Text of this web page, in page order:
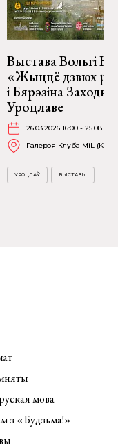
Выстава Вольгі
«Жыццё дзвюх
і Бярэзіна
Уроцлаве
26.03.2026 16:00 -
Галерэя Клуба MiL
УРОЦЛАЎ ВЫСТАВЫ
мова
з «Будзьма!»